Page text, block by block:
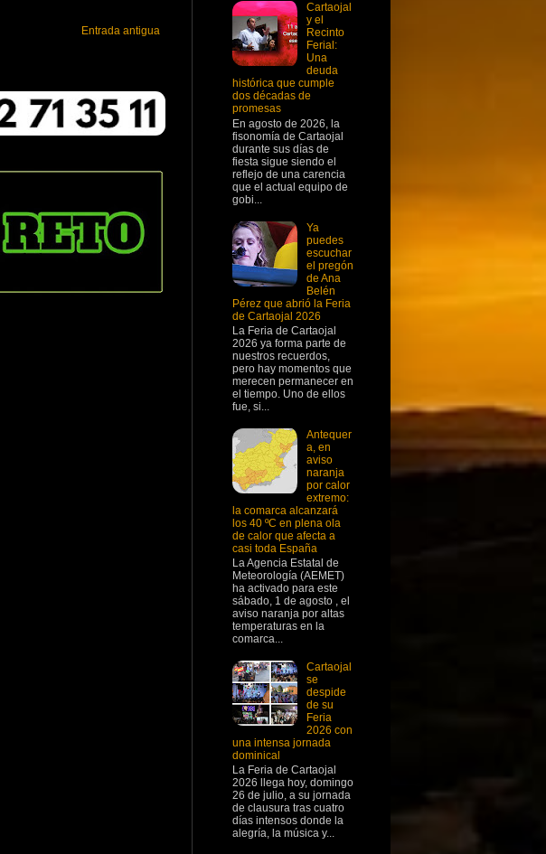
Entrada antigua
Cartaojal
y el
Recinto
Ferial:
Una
deuda
histórica que cumple
dos décadas de
promesas
En agosto de 2026, la
fisonomía de Cartaojal
durante sus días de
fiesta sigue siendo el
reflejo de una carencia
que el actual equipo de
gobi...
Ya
puedes
escuchar
el pregón
de Ana
Belén
Pérez que abrió la Feria
de Cartaojal 2026
La Feria de Cartaojal
2026 ya forma parte de
nuestros recuerdos,
pero hay momentos que
merecen permanecer en
el tiempo. Uno de ellos
fue, si...
Antequer
a, en
aviso
naranja
por calor
extremo:
la comarca alcanzará
los 40 ºC en plena ola
de calor que afecta a
casi toda España
La Agencia Estatal de
Meteorología (AEMET)
ha activado para este
sábado, 1 de agosto , el
aviso naranja por altas
temperaturas en la
comarca...
Cartaojal
se
despide
de su
Feria
2026 con
una intensa jornada
dominical
La Feria de Cartaojal
2026 llega hoy, domingo
26 de julio, a su jornada
de clausura tras cuatro
días intensos donde la
alegría, la música y...